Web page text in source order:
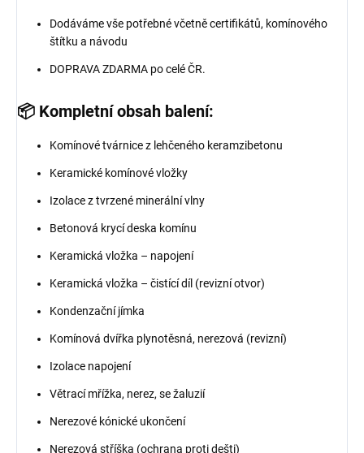
Dodáváme vše potřebné včetně certifikátů, komínového
štítku a návodu
DOPRAVA ZDARMA po celé ČR.
📦 Kompletní obsah balení:
Komínové tvárnice z lehčeného keramzibetonu
Keramické komínové vložky
Izolace z tvrzené minerální vlny
Betonová krycí deska komínu
Keramická vložka – napojení
Keramická vložka – čistící díl (revizní otvor)
Kondenzační jímka
Komínová dvířka plynotěsná, nerezová (revizní)
Izolace napojení
Větrací mřížka, nerez, se žaluzií
Nerezové kónické ukončení
Nerezová stříška (ochrana proti dešti)